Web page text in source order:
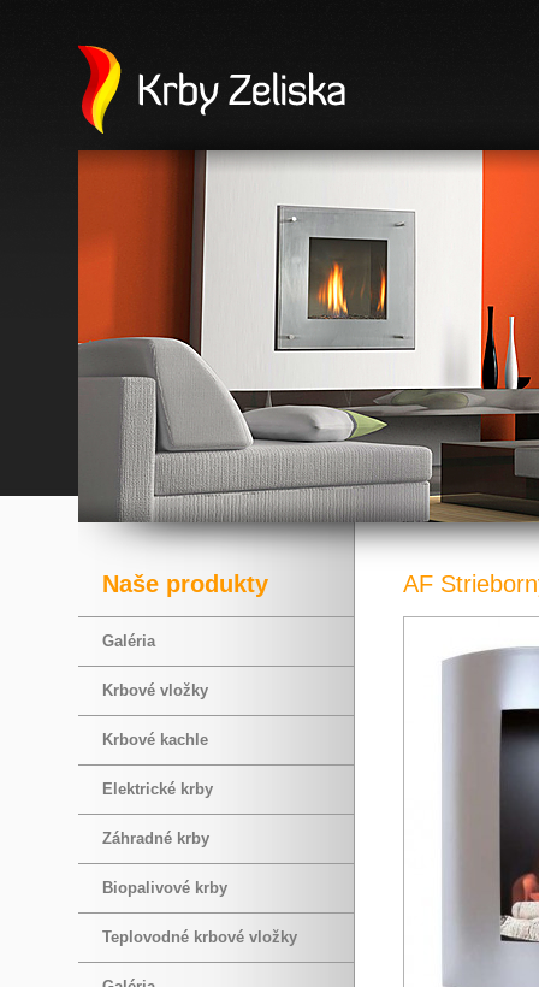
Naše produkty
Galéria
Krbové vložky
Krbové kachle
Elektrické krby
Záhradné krby
Biopalivové krby
Teplovodné krbové vložky
AF